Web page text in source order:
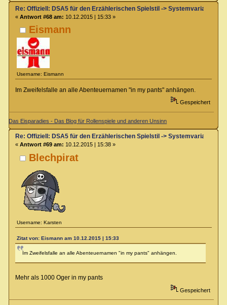
Eismann
Username: Eismann
Re: Offiziell: DSA5 für den Erzählerischen Spielstil -> Systemvariante im
« Antwort #68 am: 10.12.2015 | 15:33 »
Im Zweifelsfalle an alle Abenteuernamen "in my pants" anhängen.
Gespeichert
Das Eisparadies - Das Blog für Rollenspiele und anderen Unsinn
Blechpirat
Username: Karsten
Re: Offiziell: DSA5 für den Erzählerischen Spielstil -> Systemvariante im
« Antwort #69 am: 10.12.2015 | 15:38 »
Zitat von: Eismann am 10.12.2015 | 15:33
Im Zweifelsfalle an alle Abenteuernamen "in my pants" anhängen.
Mehr als 1000 Oger in my pants
Gespeichert